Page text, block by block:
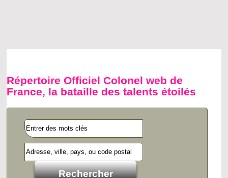
Répertoire Officiel Colonel web de
France, la bataille des talents étoilés